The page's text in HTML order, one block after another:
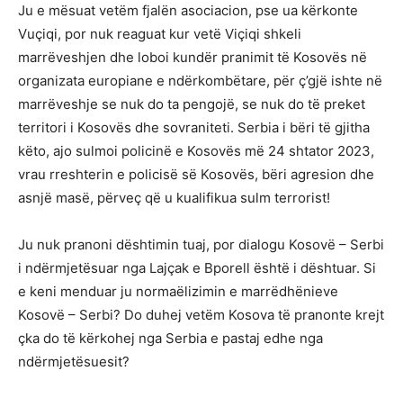
Ju e mësuat vetëm fjalën asociacion, pse ua kërkonte
Vuçiqi, por nuk reaguat kur vetë Viçiqi shkeli
marrëveshjen dhe loboi kundër pranimit të Kosovës në
organizata europiane e ndërkombëtare, për ç’gjë ishte në
marrëveshje se nuk do ta pengojë, se nuk do të preket
territori i Kosovës dhe sovraniteti. Serbia i bëri të gjitha
këto, ajo sulmoi policinë e Kosovës më 24 shtator 2023,
vrau rreshterin e policisë së Kosovës, bëri agresion dhe
asnjë masë, përveç që u kualifikua sulm terrorist!
Ju nuk pranoni dështimin tuaj, por dialogu Kosovë – Serbi
i ndërmjetësuar nga Lajçak e Bporell është i dështuar. Si
e keni menduar ju normaëlizimin e marrëdhënieve
Kosovë – Serbi? Do duhej vetëm Kosova të pranonte krejt
çka do të kërkohej nga Serbia e pastaj edhe nga
ndërmjetësuesit?